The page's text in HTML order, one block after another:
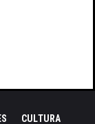
CULTURA